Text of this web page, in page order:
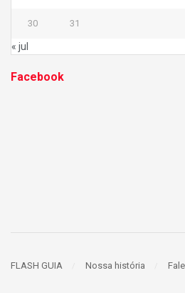
30 31
« jul
Facebook
FLASH GUIA Nossa história